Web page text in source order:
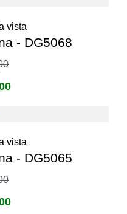
vista
- DG5068
vista
- DG5065